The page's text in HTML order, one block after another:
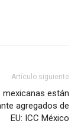
Artículo siguiente
mexicanas están
agregados de
EU: ICC México